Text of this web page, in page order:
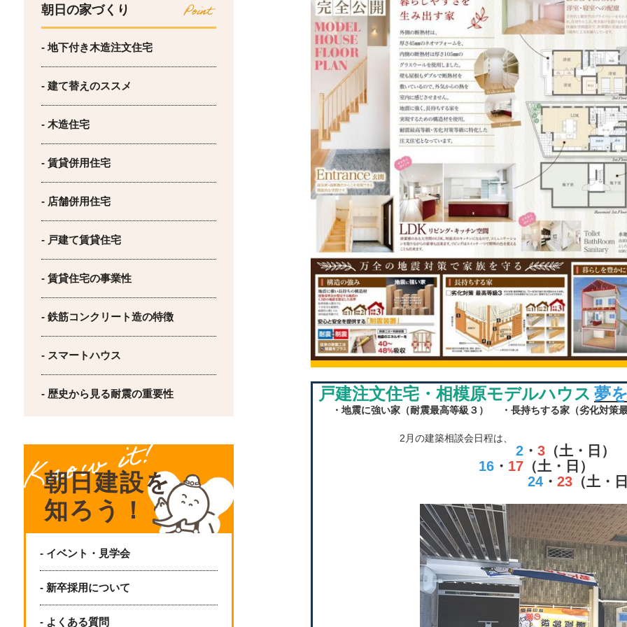
朝日の家づくり
- 地下付き木造注文住宅
- 建て替えのススメ
- 木造住宅
- 賃貸併用住宅
- 店舗併用住宅
- 戸建て賃貸住宅
- 賃貸住宅の事業性
- 鉄筋コンクリート造の特徴
- スマートハウス
- 歴史から見る耐震の重要性
朝日建設を
知ろう！
- イベント・見学会
- 新卒採用について
- よくある質問
戸建注文住宅・相模原モデルハウス 夢
・地震に強い家（耐震最高等級３） ・長持ちする家（劣化対
2月の建築相談会日程は、
2・ 3（土・ 日）
16 ・ 17 （土・日）
24 ・ 23 （土・